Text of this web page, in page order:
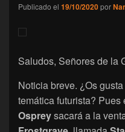
Publicado el 19/10/2020por
Saludos, Señores de la
Noticia breve. ¿Os gusta
temática futurista?
Ospreysacará a la